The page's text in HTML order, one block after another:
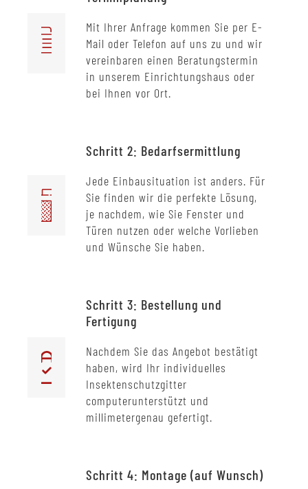
Mit Ihrer Anfrage kommen Sie per E-
Mail oder Telefon auf uns zu und wir
vereinbaren einen Beratungstermin
in unserem Einrichtungshaus oder
bei Ihnen vor Ort.
Schritt 2: Bedarfsermittlung
Jede Einbausituation ist anders. Für
Sie finden wir die perfekte Lösung,
je nachdem, wie Sie Fenster und
Türen nutzen oder welche Vorlieben
und Wünsche Sie haben.
Schritt 3: Bestellung und
Fertigung
Nachdem Sie das Angebot bestätigt
haben, wird Ihr individuelles
Insektenschutzgitter
computerunterstützt und
millimetergenau gefertigt.
Schritt 4: Montage (auf Wunsch)